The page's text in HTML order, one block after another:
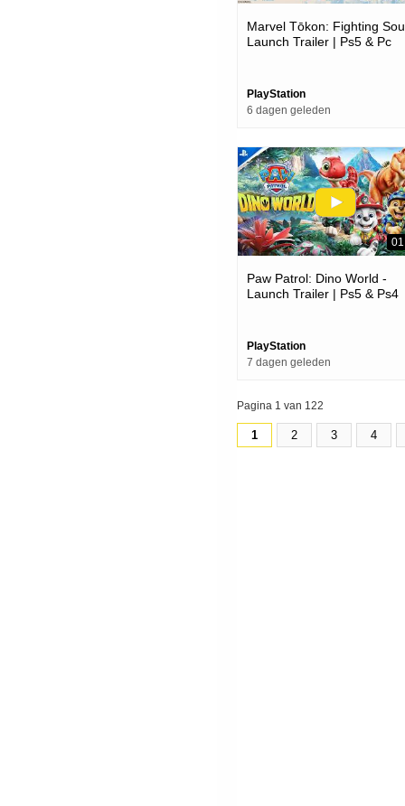
Marvel Tōkon: Fighting
Launch Trailer | Ps5 & Pc
PlayStation
6 dagen geleden
Paw Patrol: Dino World -
Launch Trailer | Ps5 & Ps4
PlayStation
7 dagen geleden
Pagina 1 van 122
1 2 3 4